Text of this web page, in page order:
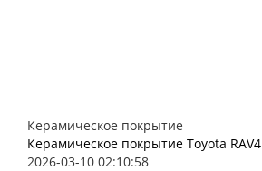
Керамическое покрытие
Керамическое покрытие Toyota RAV4
2026-03-10 02:10:58